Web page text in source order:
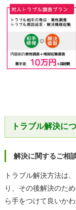
トラブル解決に
解決に関するご相
トラブル解決方法は
り、その後解決のた
ら手をつけて良いか